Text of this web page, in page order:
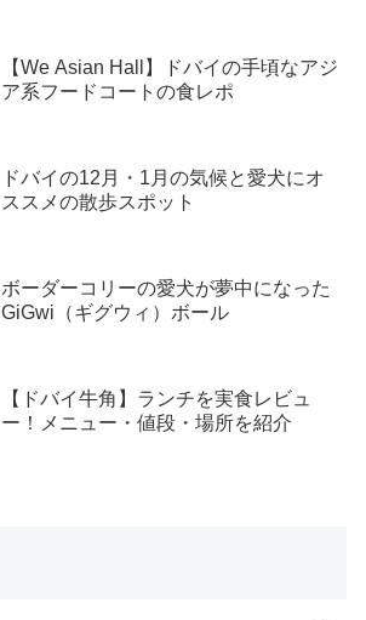
【We Asian Hall】ドバイの手頃なアジ
ア系フードコートの食レポ
ドバイの12月・1月の気候と愛犬にオ
ススメの散歩スポット
ボーダーコリーの愛犬が夢中になった
GiGwi（ギグウィ）ボール
【ドバイ牛角】ランチを実食レビュ
ー！メニュー・値段・場所を紹介